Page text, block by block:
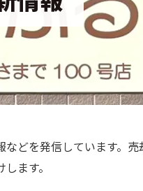
どを発信しています。
します。